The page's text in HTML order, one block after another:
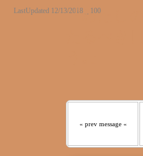
LastUpdated 12/13/2018 _ 100
『わたし
« prev message «